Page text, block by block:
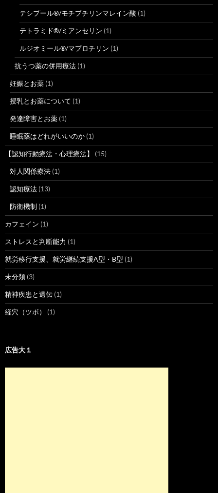
テシプール®/モチプチリンマレイン酸 (1)
テトラミド®/ミアンセリン (1)
ルジオミール®/マプロチリン (1)
抗うつ薬の併用療法 (1)
妊娠とお薬 (1)
授乳とお薬について (1)
発達障害とお薬 (1)
睡眠薬はどれがいいのか (1)
【認知行動療法・心理療法】 (15)
対人関係療法 (1)
認知療法 (13)
防衛機制 (1)
カフェイン (1)
ストレスと判断能力 (1)
就労移行支援、就労継続支援A型・B型 (1)
未分類 (3)
精神疾患と遺伝 (1)
経穴（ツボ） (1)
広告大１